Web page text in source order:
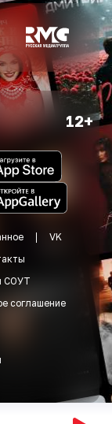
12+
VK
СОУТ
соглашение